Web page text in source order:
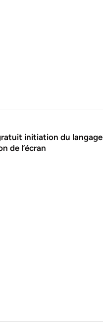
initiation du langage
de l’écran